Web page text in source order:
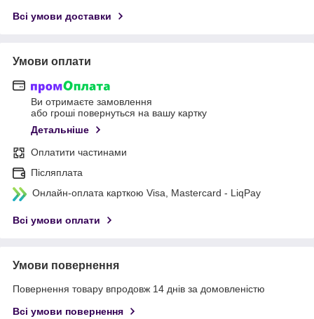
Всі умови доставки
Умови оплати
Ви отримаєте замовлення
або гроші повернуться на вашу картку
Детальніше
Оплатити частинами
Післяплата
Онлайн-оплата карткою Visa, Mastercard - LiqPay
Всі умови оплати
Умови повернення
Повернення товару впродовж 14 днів за домовленістю
Всі умови повернення